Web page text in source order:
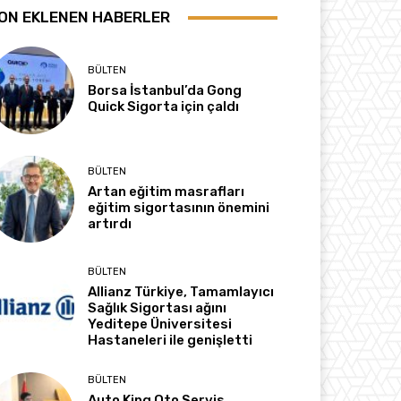
EKLENEN HABERLER
BÜLTEN
Borsa İstanbul’da Gong
Quick Sigorta için çaldı
BÜLTEN
Artan eğitim masrafları
eğitim sigortasının önemini
artırdı
BÜLTEN
Allianz Türkiye, Tamamlayıcı
Sağlık Sigortası ağını
Yeditepe Üniversitesi
Hastaneleri ile genişletti
BÜLTEN